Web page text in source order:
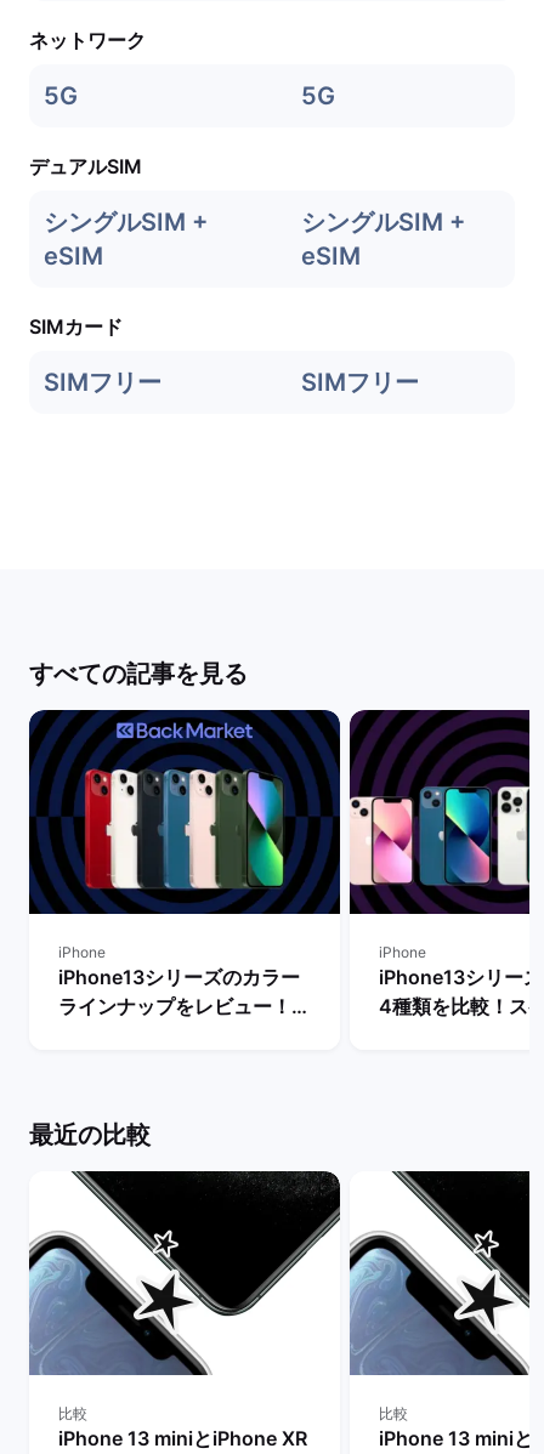
ネットワーク
5G 5G
デュアルSIM
シングルSIM +
eSIM
シングルSIM +
eSIM
SIMカード
SIMフリー SIMフリー
すべての記事を見る
iPhone
iPhone13シリーズのカラー
ラインナップをレビュー！
iPhone
iPhone13シリー
4種類を比較！ス
最近の比較
比較
iPhone 13 miniとiPhone XR
比較
iPhone 13 miniと